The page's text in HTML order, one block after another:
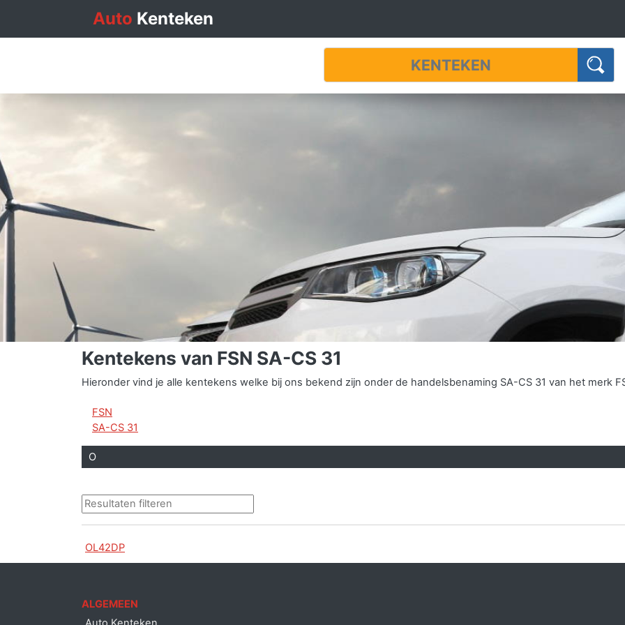
Auto Kenteken
Kentekens van FSN SA-CS 31
Hieronder vind je alle kentekens welke bij ons bekend zijn onder de handelsbenaming SA-CS 31 van het merk
FSN
SA-CS 31
O
OL42DP
ALGEMEEN